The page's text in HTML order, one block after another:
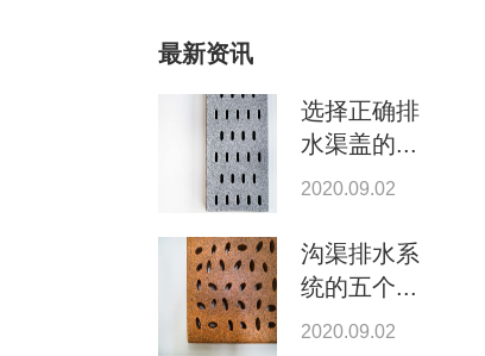
最新资讯
选择正确排
水渠盖的...
2020.09.02
沟渠排水系
统的五个...
2020.09.02